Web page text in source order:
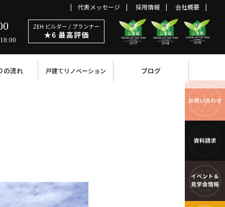
代表メッセージ 採用情報 会社概要
の流れ 戸建てリノベーション ブログ